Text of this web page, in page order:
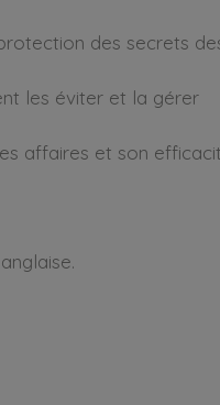
des secrets
les éviter et la gérer
affaires et son